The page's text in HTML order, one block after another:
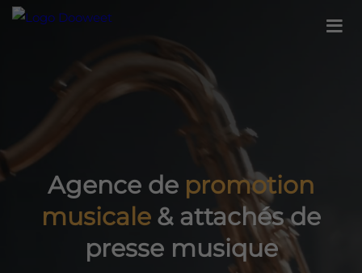
Agence de promotion
musicale & attachés de
presse musique